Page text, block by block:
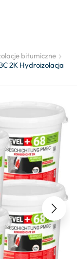
bitumiczne
2K Hydroizolacja